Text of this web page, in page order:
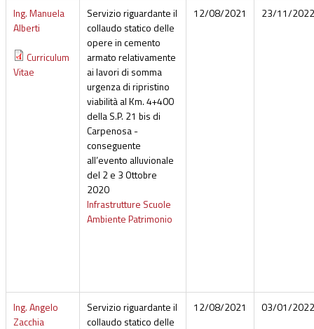
Ing. Manuela
Alberti
Curriculum
Vitae
Servizio riguardante il
collaudo statico delle
opere in cemento
armato relativamente
ai lavori di somma
urgenza di ripristino
viabilità al Km. 4+400
della S.P. 21 bis di
Carpenosa -
conseguente
all’evento alluvionale
del 2 e 3 Ottobre
2020
Infrastrutture Scuole
Ambiente Patrimonio
12/08/2021 23/11/2022
Ing. Angelo
Zacchia
Servizio riguardante il
collaudo statico delle
12/08/2021 03/01/2022